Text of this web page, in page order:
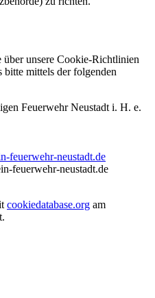
unsere Cookie-Richtlinien
bitte mittels der folgenden
Feuerwehr Neustadt i. H. e.
feuerwehr-neustadt.de
feuerwehr-neustadt.de
cookiedatabase.org am